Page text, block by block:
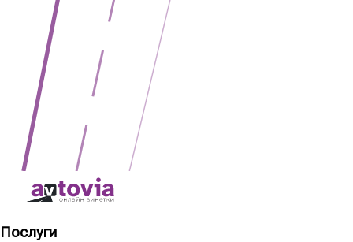
Послуги